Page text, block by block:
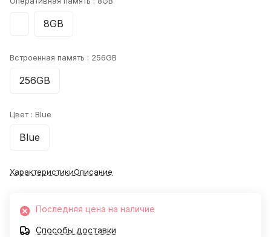
8GB
Встроенная память : 256GB
256GB
Цвет : Blue
Blue
ХарактеристикиОписание
Последняя цена на наличие
Способы доставки